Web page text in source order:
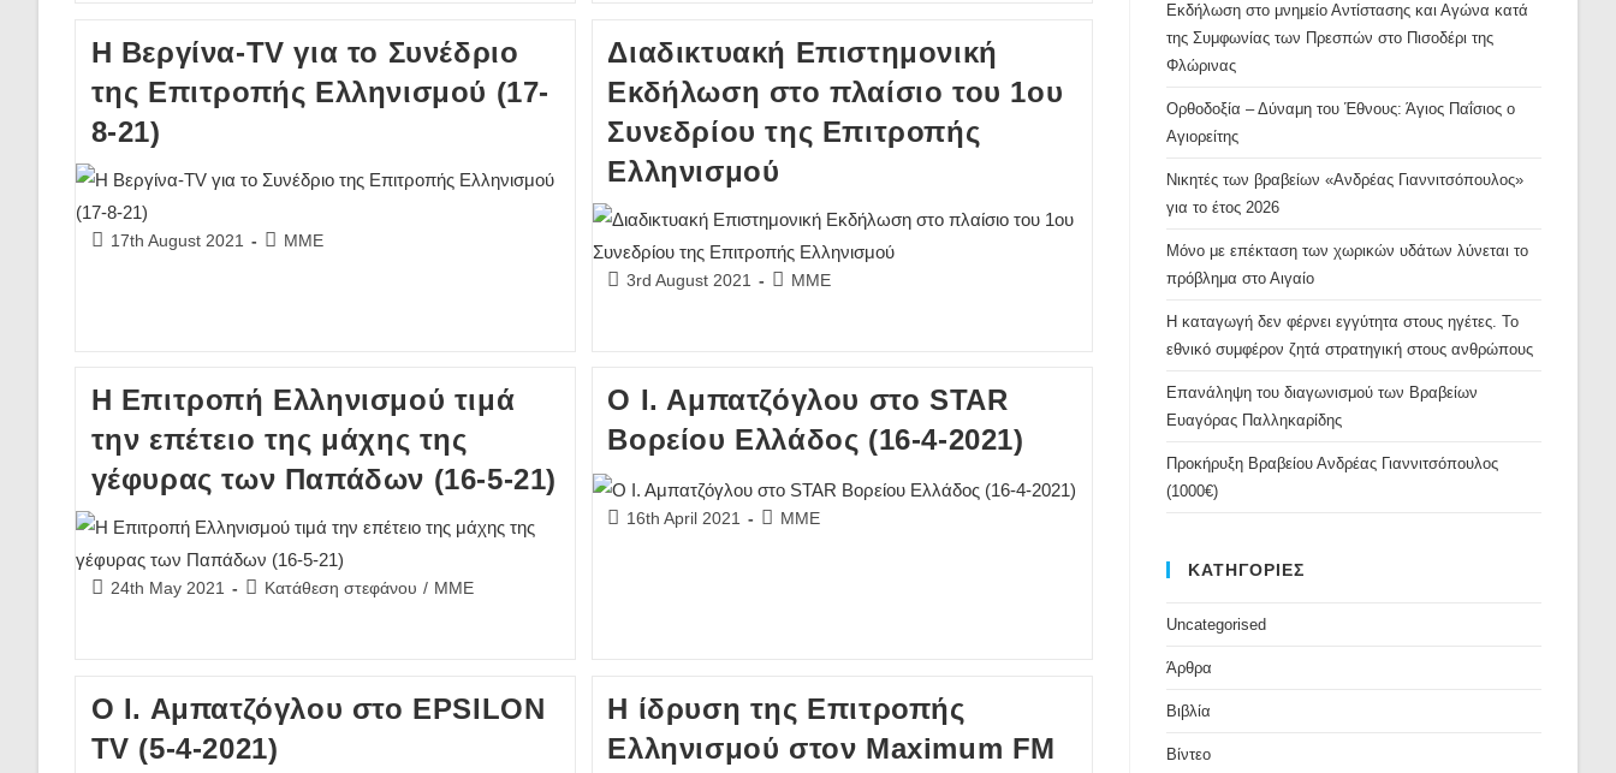
Η Βεργίνα-TV για το Συνέδριο
της Επιτροπής Ελληνισμού (17-
8-21)
Post17th August 2021
PostΜΜΕ
Διαδικτυακή Επιστημονική
Εκδήλωση στο πλαίσιο του 1ου
Συνεδρίου της Επιτροπής
Ελληνισμού
Post3rd August 2021
PostΜΜΕ
Η Επιτροπή Ελληνισμού τιμά
την επέτειο της μάχης της
γέφυρας των Παπάδων (16-5-21)
Post24th May 2021
PostΚατάθεση στεφάνου / ΜΜΕ
Ο Ι. Αμπατζόγλου στο STAR
Βορείου Ελλάδος (16-4-2021)
Post16th April 2021
PostΜΜΕ
Ο Ι. Αμπατζόγλου στο EPSILON
TV (5-4-2021)
Η ίδρυση της Επιτροπής
Ελληνισμού στον Maximum FM
Εκδήλωση στο μνημείο Αντίστασης και Αγώνα κατά
της Συμφωνίας των Πρεσπών στο Πισοδέρι της
Φλώρινας
Ορθοδοξία – Δύναμη του Έθνους: Άγιος Παΐσιος ο
Αγιορείτης
Νικητές των βραβείων «Ανδρέας Γιαννιτσόπουλος»
για το έτος 2026
Μόνο με επέκταση των χωρικών υδάτων λύνεται το
πρόβλημα στο Αιγαίο
Η καταγωγή δεν φέρνει εγγύτητα στους ηγέτες. Το
εθνικό συμφέρον ζητά στρατηγική στους ανθρώπους
Επανάληψη του διαγωνισμού των Βραβείων
Ευαγόρας Παλληκαρίδης
Προκήρυξη Βραβείου Ανδρέας Γιαννιτσόπουλος
(1000€)
ΚΑΤΗΓΟΡΙΕΣ
Uncategorised
Άρθρα
Βιβλία
Βίντεο